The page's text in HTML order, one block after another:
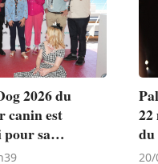
2026 du
canin est
pour sa
dans «
22
du
20/